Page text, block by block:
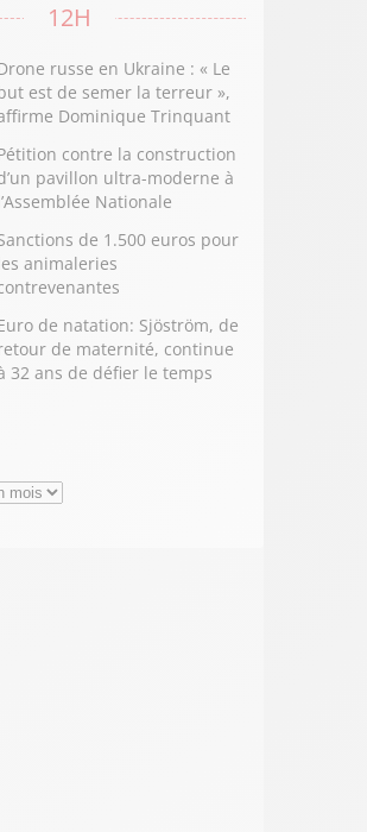
12H
russe en Ukraine : « Le
est de semer la terreur »,
Dominique Trinquant
contre la construction
pavillon ultra-moderne à
Nationale
de 1.500 euros pour
animaleries
de natation: Sjöström, de
de maternité, continue
32 ans de défier le temps